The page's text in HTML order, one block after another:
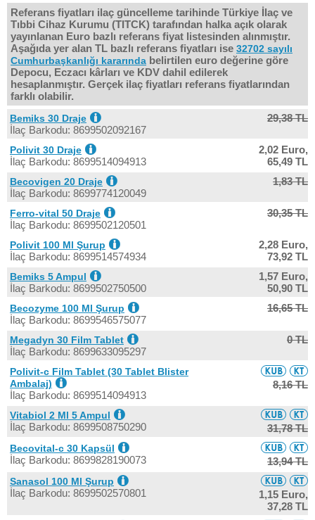
Referans fiyatları ilaç güncelleme tarihinde Türkiye İlaç ve
Tıbbi Cihaz Kurumu (TITCK) tarafından halka açık olarak
yayınlanan Euro bazlı referans fiyat listesinden alınmıştır.
Aşağıda yer alan TL bazlı referans fiyatları ise 32702 sayılı
Cumhurbaşkanlığı kararında belirtilen euro değerine göre
Depocu, Eczacı kârları ve KDV dahil edilerek
hesaplanmıştır. Gerçek ilaç fiyatları referans fiyatlarından
farklı olabilir.
Bemiks 30 Draje
İlaç Barkodu: 8699502092167
29,38 TL
Polivit 30 Draje
İlaç Barkodu: 8699514094913
2,02 Euro,
65,49 TL
Becovigen 20 Draje
İlaç Barkodu: 8699774120049
1,83 TL
Ferro-vital 50 Draje
İlaç Barkodu: 8699502120501
30,35 TL
Polivit 100 Ml Şurup
İlaç Barkodu: 8699514574934
2,28 Euro,
73,92 TL
Bemiks 5 Ampul
İlaç Barkodu: 8699502750500
1,57 Euro,
50,90 TL
Becozyme 100 Ml Şurup
İlaç Barkodu: 8699546575077
16,65 TL
Megadyn 30 Film Tablet
İlaç Barkodu: 8699633095297
0 TL
Polivit-c Film Tablet (30 Tablet Blister
Ambalaj)
İlaç Barkodu: 8699514094913
8,16 TL
Vitabiol 2 Ml 5 Ampul
İlaç Barkodu: 8699508750290 31,78 TL
Becovital-c 30 Kapsül
İlaç Barkodu: 8699828190073 13,94 TL
Sanasol 100 Ml Şurup
İlaç Barkodu: 8699502570801
1,15 Euro,
37,28 TL